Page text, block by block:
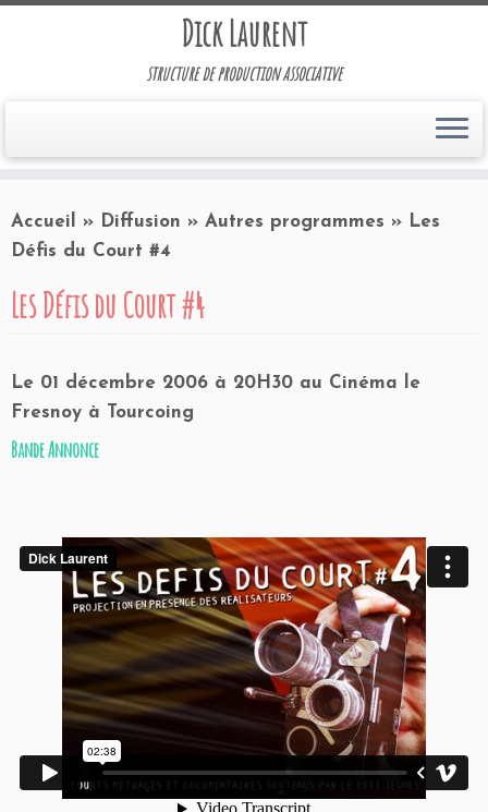
Dick Laurent
structure de production associative
Accueil » Diffusion » Autres programmes » Les
Défis du Court #4
Les Défis du Court #4
Le 01 décembre 2006 à 20H30 au Cinéma le
Fresnoy à Tourcoing
Bande Annonce